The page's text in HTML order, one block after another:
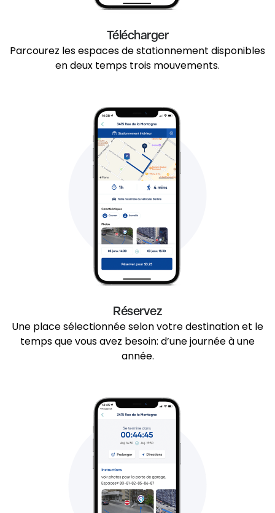
Télécharger
Parcourez les espaces de stationnement disponibles
en deux temps trois mouvements.
Réservez
Une place sélectionnée selon votre destination et le
temps que vous avez besoin: d’une journée à une
année.